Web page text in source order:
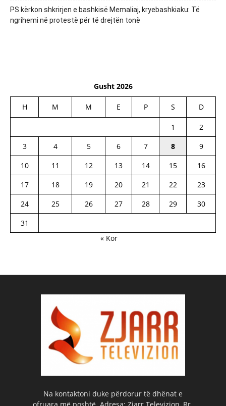
PS kërkon shkrirjen e bashkisë Memaliaj, kryebashkiaku: Të
ngrihemi në protestë për të drejtën tonë
Gusht 2026
H M M E P S D
1
2
3
4 5 6 7 8
9
10
11 12 13 14 15
16
17
18 19 20 21 22
23
24
25 26 27 28 29
30
31
« Kor
Na kontaktoni duke përdorur të dhënat e